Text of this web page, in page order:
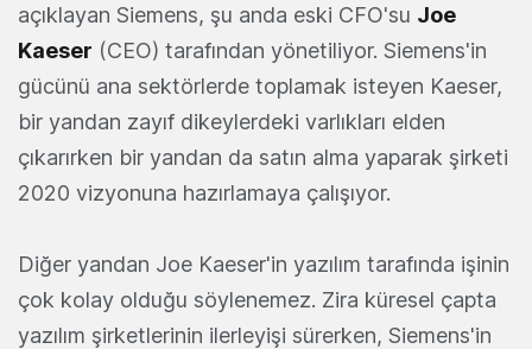
açıklayan Siemens, şu anda eski CFO'su Joe
Kaeser (CEO) tarafından yönetiliyor. Siemens'in
gücünü ana sektörlerde toplamak isteyen Kaeser,
bir yandan zayıf dikeylerdeki varlıkları elden
çıkarırken bir yandan da satın alma yaparak şirketi
2020 vizyonuna hazırlamaya çalışıyor.
Diğer yandan Joe Kaeser'in yazılım tarafında işinin
çok kolay olduğu söylenemez. Zira küresel çapta
yazılım şirketlerinin ilerleyişi sürerken, Siemens'in